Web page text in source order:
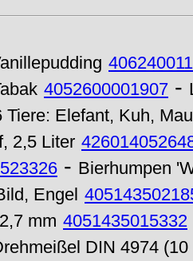
4052600001907 -
Tiere: Elefant, Kuh,
2,5 Liter
- Bierhumpen
Engel
mm 4051435015332
DIN 4974